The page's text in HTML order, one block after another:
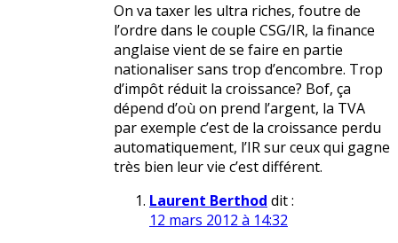
On va taxer les ultra riches, foutre de
l’ordre dans le couple CSG/IR, la finance
anglaise vient de se faire en partie
nationaliser sans trop d’encombre. Trop
d’impôt réduit la croissance? Bof, ça
dépend d’où on prend l’argent, la TVA
par exemple c’est de la croissance perdu
automatiquement, l’IR sur ceux qui gagne
très bien leur vie c’est différent.
Laurent Berthod dit :
12 mars 2012 à 14:32